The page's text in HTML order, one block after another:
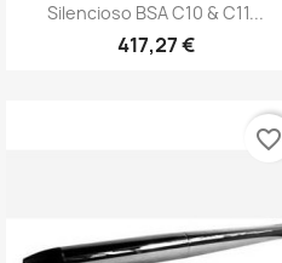
Vista rápida
Silencioso BSA C10 & C11...
417,27 €
favorite_border